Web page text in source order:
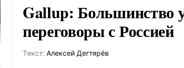
Gallup: Большинство
переговоры с Россией
Tекст: Алексей Дегтярёв